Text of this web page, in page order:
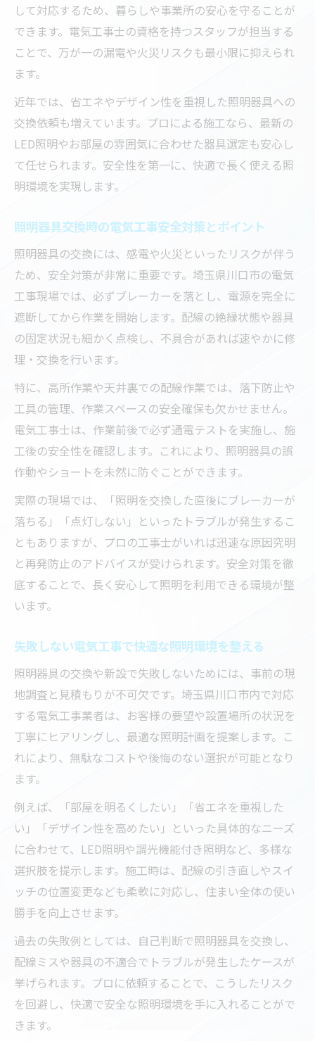
トラブル時も頼れる電気工事サポート
電気工事のトラブル時に頼れるサポート体
制
介
緊急時も安心な電気工事サポートの選び方
電気工事の迅速対応で照明トラブルを解決
照明器具交換トラブル時の電気工事士の対
応例
安全重視の照明設置で快適な毎日へ
照明器具の安全設置に必要な電気工事対策
電気工事士が守る照明設置時の安全ポイン
ト
快適な毎日を支える安全な電気工事の実践
法
電気工事で実現する照明器具の安全性向上
策
照明の交換依頼なら電気工事士に相談を
照明器具交換時は電気工事士への相談が安
心
電気工事士が提案する照明交換の最適プラ
ン
照明器具の種類別に適した電気工事士の選
び方
電気工事士に相談するメリットと安心ポイ
失敗しない照明工事の選び方と注意点
電気工事で失敗しない照明工事の選び方と
は
照明器具工事で注意すべき電気工事のポイ
ント
選定法
電気工事に強い照明業者選びの判断基準ま
とめ
して対応するため、暮らしや事業所の安心を守ることが
できます。電気工事士の資格を持つスタッフが担当する
ことで、万が一の漏電や火災リスクも最小限に抑えられ
ます。
近年では、省エネやデザイン性を重視した照明器具への
交換依頼も増えています。プロによる施工なら、最新の
LED照明やお部屋の雰囲気に合わせた器具選定も安心し
て任せられます。安全性を第一に、快適で長く使える照
明環境を実現します。
照明器具交換時の電気工事安全対策とポイント
照明器具の交換には、感電や火災といったリスクが伴う
ため、安全対策が非常に重要です。埼玉県川口市の電気
工事現場では、必ずブレーカーを落とし、電源を完全に
遮断してから作業を開始します。配線の絶縁状態や器具
の固定状況も細かく点検し、不具合があれば速やかに修
理・交換を行います。
特に、高所作業や天井裏での配線作業では、落下防止や
工具の管理、作業スペースの安全確保も欠かせません。
電気工事士は、作業前後で必ず通電テストを実施し、施
工後の安全性を確認します。これにより、照明器具の誤
作動やショートを未然に防ぐことができます。
実際の現場では、「照明を交換した直後にブレーカーが
落ちる」「点灯しない」といったトラブルが発生するこ
ともありますが、プロの工事士がいれば迅速な原因究明
と再発防止のアドバイスが受けられます。安全対策を徹
底することで、長く安心して照明を利用できる環境が整
います。
失敗しない電気工事で快適な照明環境を整える
照明器具の交換や新設で失敗しないためには、事前の現
地調査と見積もりが不可欠です。埼玉県川口市内で対応
する電気工事業者は、お客様の要望や設置場所の状況を
丁寧にヒアリングし、最適な照明計画を提案します。こ
れにより、無駄なコストや後悔のない選択が可能となり
ます。
例えば、「部屋を明るくしたい」「省エネを重視した
い」「デザイン性を高めたい」といった具体的なニーズ
に合わせて、LED照明や調光機能付き照明など、多様な
選択肢を提示します。施工時は、配線の引き直しやスイ
ッチの位置変更なども柔軟に対応し、住まい全体の使い
勝手を向上させます。
過去の失敗例としては、自己判断で照明器具を交換し、
配線ミスや器具の不適合でトラブルが発生したケースが
挙げられます。プロに依頼することで、こうしたリスク
を回避し、快適で安全な照明環境を手に入れることがで
きます。